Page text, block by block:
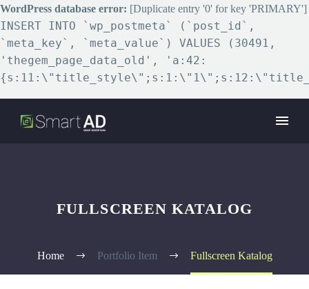
WordPress database error: [Duplicate entry '0' for key 'PRIMARY']
INSERT INTO `wp_postmeta` (`post_id`,
`meta_key`, `meta_value`) VALUES (30491,
'thegem_page_data_old', 'a:42:
FULLSCREEN KATALOG
Home Portfolio Item Fullscreen Katalog